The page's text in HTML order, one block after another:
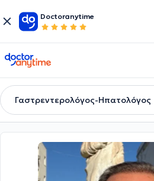
Doctoranytime
doctoranytime
Γαστρεντερολόγος-Ηπατολόγος